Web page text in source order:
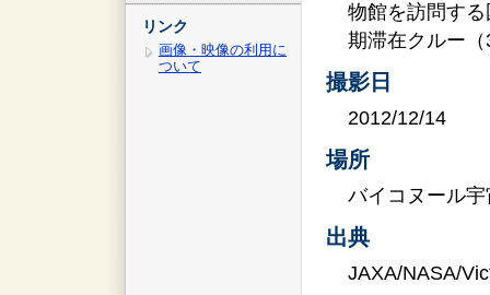
リンク
画像・映像の利用に
ついて
物館を訪問す
期滞在クルー
撮影日
2012/12/14
場所
バイコヌール
出典
JAXA/NASA/